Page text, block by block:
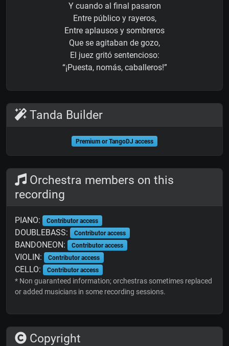
Y cuando al final pasaron
Entre público y rayeros,
Entre aplausos y sombreros
Que se agitaban de gozo,
El juez gritó sentencioso:
“¡Puesta, nomás, caballeros!”
Tanda Builder
Premium or TangoDJ access
Orchestra members on this
recording
PIANO: Contributor access
DOUBLEBASS: Contributor access
BANDONEON: Contributor access
VIOLIN: Contributor access
CELLO: Contributor access
* Non guaranteed information; orchestras sometimes replaced
or added musicians in some recording sessions.
Copyright